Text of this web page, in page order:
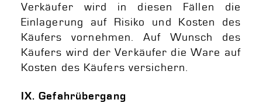
Verkäufer wird in diesen Fällen die
Einlagerung auf Risiko und Kosten des
Käufers vornehmen. Auf Wunsch des
Käufers wird der Verkäufer die Ware auf
Kosten des Käufers versichern.
IX. Gefahrübergang